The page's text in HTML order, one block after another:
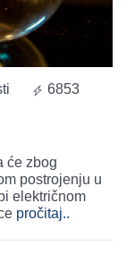
6853
će zbog
postrojenju u
električnom
pročitaj..